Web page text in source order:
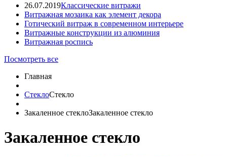
26.07.2019Классические витражи
Витражная мозаика как элемент декора
Готический витраж в современном интерьере
Витражные конструкции из алюминия
Витражная роспись
Посмотреть все
Главная
СтеклоСтекло
Закаленное стеклоЗакаленное стекло
Закаленное стекло